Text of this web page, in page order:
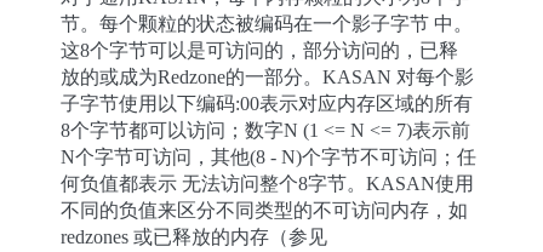
节。每个颗粒的状态被编码在一个影子字节 中。
这8个字节可以是可访问的，部分访问的，已释
放的或成为Redzone的一部分。KASAN 对每个影
子字节使用以下编码:00表示对应内存区域的所有
8个字节都可以访问；数字N (1 <= N <= 7)表示前
N个字节可访问，其他(8 - N)个字节不可访问；任
何负值都表示 无法访问整个8字节。KASAN使用
不同的负值来区分不同类型的不可访问内存，如
redzones 或已释放的内存（参见